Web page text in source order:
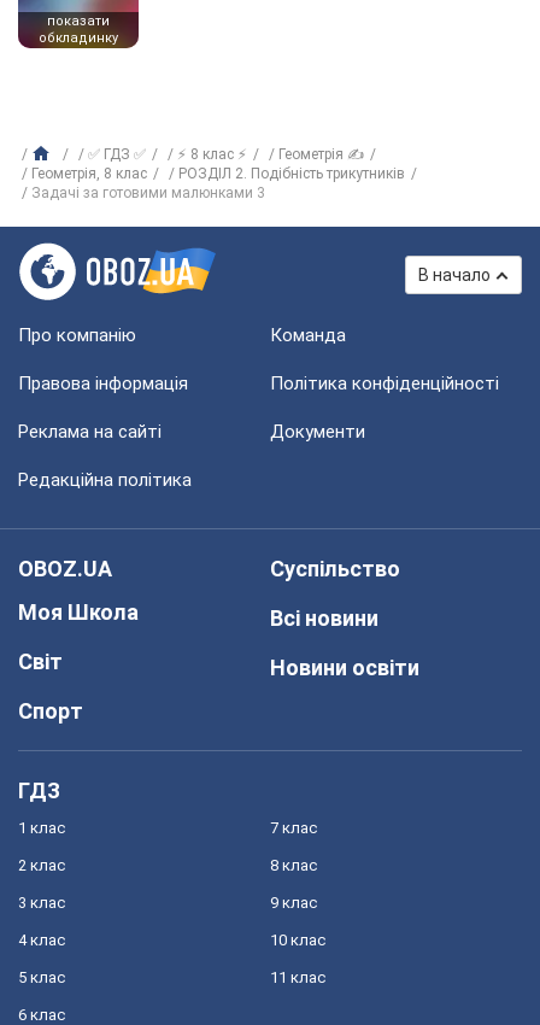
показати
обкладинку
✅ ГДЗ ✅ ⚡ 8 клас ⚡
Геометрія ✍
Геометрiя, 8 клас
РОЗДІЛ 2. Подібність трикутників
Задачі за готовими малюнками 3
В начало
Про компанію Команда
Правова інформація Політика конфіденційності
Реклама на сайті Документи
Редакційна політика
OBOZ.UA
Моя Школа
Світ
Спорт
Суспільство
Всі новини
Новини освіти
ГДЗ
1 клас
2 клас
3 клас
4 клас
5 клас
6 клас
7 клас
8 клас
9 клас
10 клас
11 клас